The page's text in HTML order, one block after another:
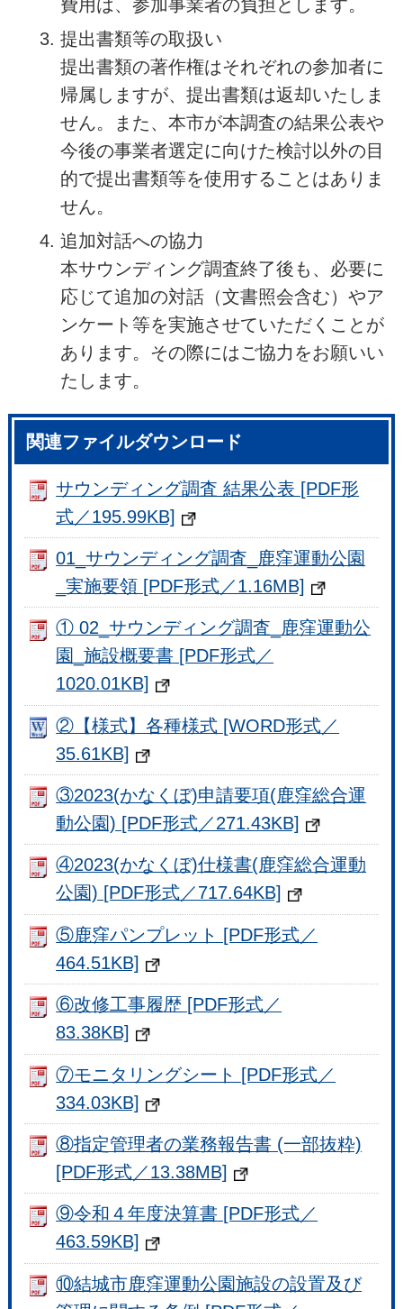
費用は、参加事業者の負担とします。
提出書類等の取扱い
提出書類の著作権はそれぞれの参加者に
帰属しますが、提出書類は返却いたしま
せん。また、本市が本調査の結果公表や
今後の事業者選定に向けた検討以外の目
的で提出書類等を使用することはありま
せん。
追加対話への協力
本サウンディング調査終了後も、必要に
応じて追加の対話（文書照会含む）やア
ンケート等を実施させていただくことが
あります。その際にはご協力をお願いい
たします。
関連ファイルダウンロード
サウンディング調査 結果公表 [PDF形
式／195.99KB]
01_サウンディング調査_鹿窪運動公園
_実施要領 [PDF形式／1.16MB]
① 02_サウンディング調査_鹿窪運動公
園_施設概要書 [PDF形式／
1020.01KB]
②【様式】各種様式 [WORD形式／
35.61KB]
③2023(かなくぼ)申請要項(鹿窪総合運
動公園) [PDF形式／271.43KB]
④2023(かなくぼ)仕様書(鹿窪総合運動
公園) [PDF形式／717.64KB]
⑤鹿窪パンプレット [PDF形式／
464.51KB]
⑥改修工事履歴 [PDF形式／
83.38KB]
⑦モニタリングシート [PDF形式／
334.03KB]
⑧指定管理者の業務報告書 (一部抜粋)
[PDF形式／13.38MB]
⑨令和４年度決算書 [PDF形式／
463.59KB]
⑩結城市鹿窪運動公園施設の設置及び